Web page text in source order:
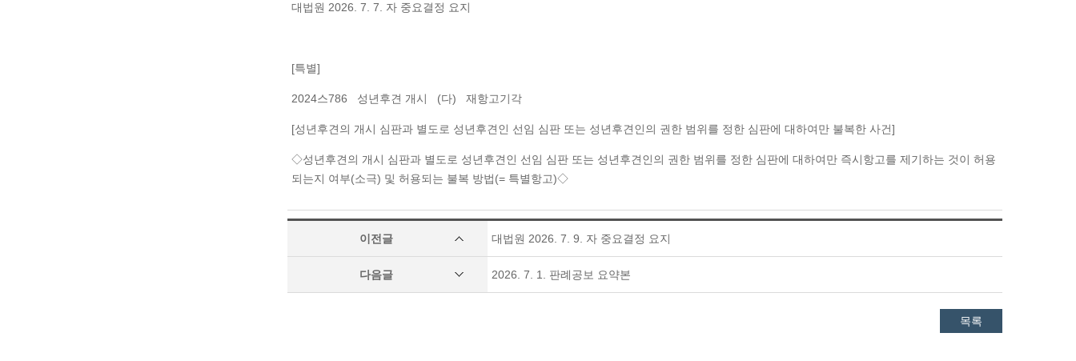
대법원 2026. 7. 7. 자 중요결정 요지
[특별]
2024스786 성년후견 개시 (다) 재항고기각
[성년후견의 개시 심판과 별도로 성년후견인 선임 심판 또는 성년후견인의 권한 범위를 정한 심판에 대하여만 불복한 사건]
◇성년후견의 개시 심판과 별도로 성년후견인 선임 심판 또는 성년후견인의 권한 범위를 정한 심판에 대하여만 즉시항고를 제기하는 것이 허용
되는지 여부(소극) 및 허용되는 불복 방법(= 특별항고)◇
이전글 대법원 2026. 7. 9. 자 중요결정 요지
다음글 2026. 7. 1. 판례공보 요약본
목록